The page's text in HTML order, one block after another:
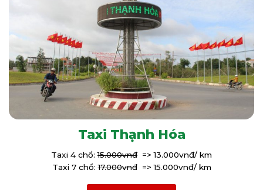
Taxi Thạnh Hóa
Taxi 4 chổ:15.000vnđ=> 13.000vnđ/ km
Taxi 7 chổ:17.000vnđ=> 15.000vnđ/ km